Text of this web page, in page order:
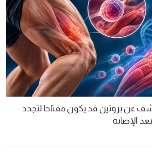
عن بروتين قد يكون مفتاحا لتجدد
الإصابة